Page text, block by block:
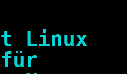
Linux
für